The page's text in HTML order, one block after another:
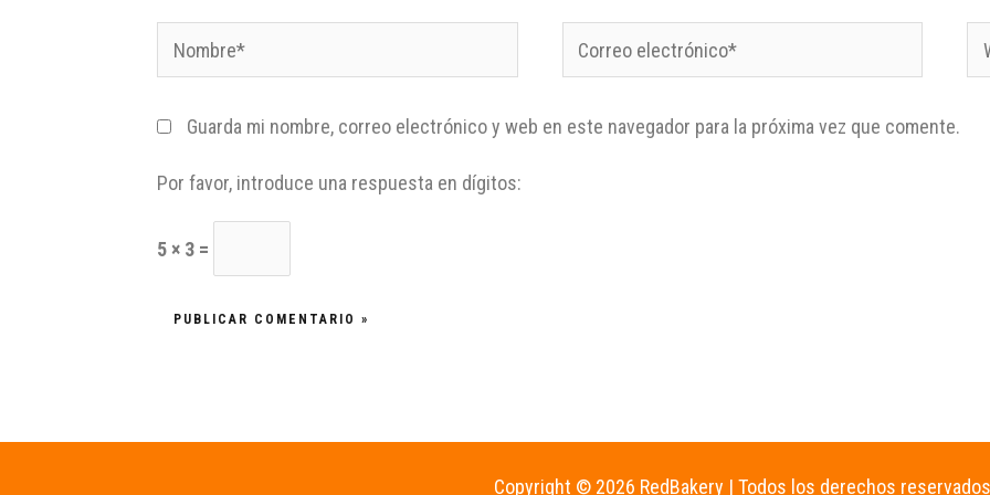
Guarda mi nombre, correo electrónico y web en este navegador para la próxima vez que comente.
Por favor, introduce una respuesta en dígitos:
5 × 3 =
Copyright © 2026 RedBakery | Todos los derechos reservados